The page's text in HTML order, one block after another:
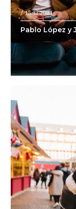
/ 13.12.2021
Pablo López y